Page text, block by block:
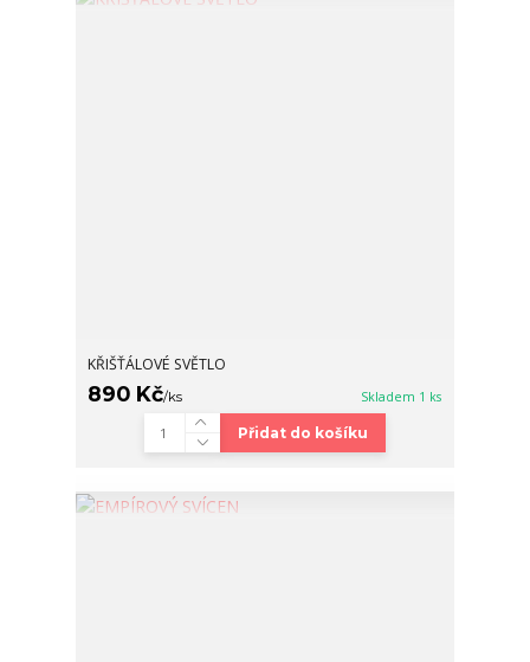
KŘIŠŤÁLOVÉ SVĚTLO
890 Kč/ks Skladem 1 ks
Přidat do košíku